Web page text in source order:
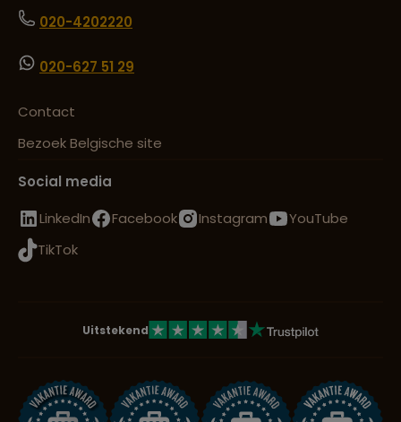
020-4202220
020-627 51 29
Contact
Bezoek Belgische site
Social media
LinkedIn
Facebook Instagram
YouTube
TikTok
Uitstekend